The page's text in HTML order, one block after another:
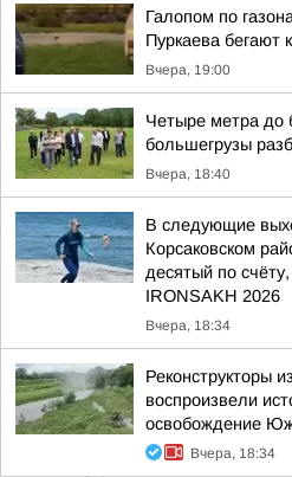
Галопом по
Пуркаева бегают
Вчера, 19:00
Четыре метра до
большегрузы
Вчера, 18:40
В следующие
Корсаковском
десятый по
IRONSAKH 2026
Вчера, 18:34
Реконструкторы
воспроизвели
освобождение
Вчера, 18:34